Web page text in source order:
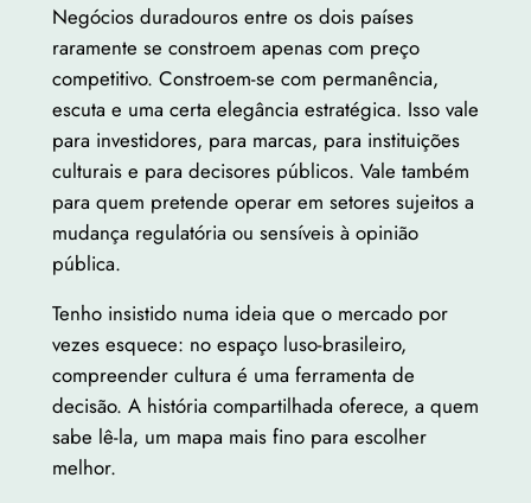
Negócios duradouros entre os dois países
raramente se constroem apenas com preço
competitivo. Constroem-se com permanência,
escuta e uma certa elegância estratégica. Isso vale
para investidores, para marcas, para instituições
culturais e para decisores públicos. Vale também
para quem pretende operar em setores sujeitos a
mudança regulatória ou sensíveis à opinião
pública.
Tenho insistido numa ideia que o mercado por
vezes esquece: no espaço luso-brasileiro,
compreender cultura é uma ferramenta de
decisão. A história compartilhada oferece, a quem
sabe lê-la, um mapa mais fino para escolher
melhor.